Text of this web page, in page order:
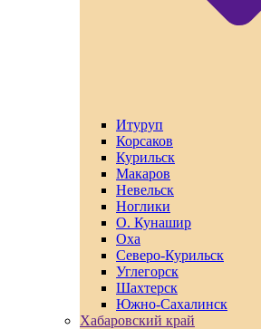
Итуруп
Корсаков
Курильск
Макаров
Невельск
Ноглики
О. Кунашир
Оха
Северо-Курильск
Углегорск
Шахтерск
Южно-Сахалинск
Хабаровский край